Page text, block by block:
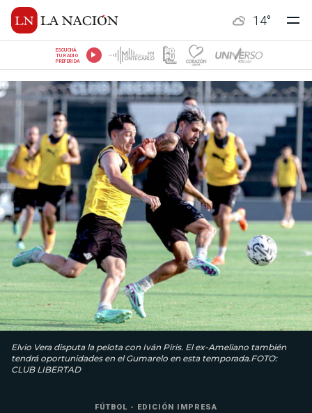
14°
ESCUCHÁ
TU RADIO
PREFERIDA
Elvio Vera disputa la pelota con Iván Piris. El ex-Ameliano también
tendrá oportunidades en el Gumarelo en esta temporada.FOTO:
CLUB LIBERTAD
FÚTBOL - EDICIÓN IMPRESA